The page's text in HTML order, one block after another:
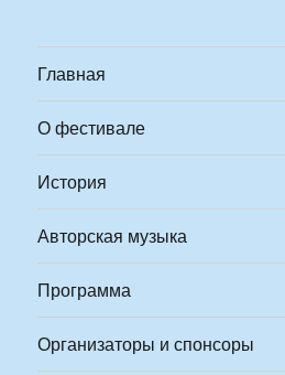
Главная
О фестивале
История
Авторская музыка
Программа
Организаторы и спонсоры